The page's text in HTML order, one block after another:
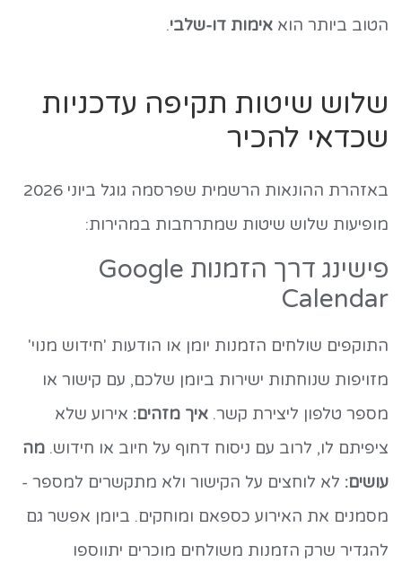
הטוב ביותר הוא אימות דו-שלבי.
שלוש שיטות תקיפה עדכניות
שכדאי להכיר
באזהרת ההונאות הרשמית שפרסמה גוגל ביוני 2026
מופיעות שלוש שיטות שמתרחבות במהירות:
פישינג דרך הזמנות Google
Calendar
התוקפים שולחים הזמנות יומן או הודעות 'חידוש מנוי'
מזויפות שנוחתות ישירות ביומן שלכם, עם קישור או
מספר טלפון ליצירת קשר. איך מזהים: אירוע שלא
ציפיתם לו, לרוב עם ניסוח דחוף על חיוב או חידוש. מה
עושים: לא לוחצים על הקישור ולא מתקשרים למספר -
מסמנים את האירוע כספאם ומוחקים. ביומן אפשר גם
להגדיר שרק הזמנות משולחים מוכרים יתווספו